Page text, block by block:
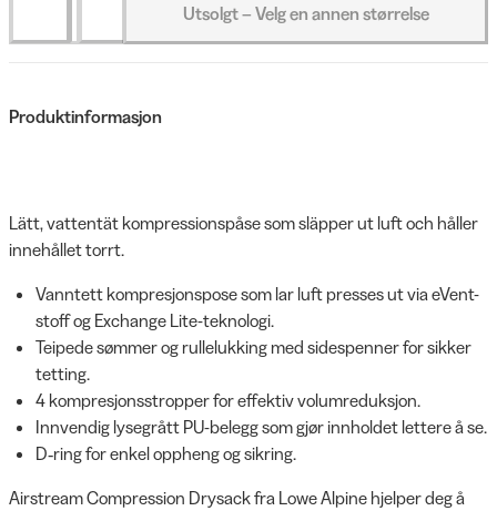
Utsolgt – Velg en annen størrelse
Produktinformasjon
Lätt, vattentät kompressionspåse som släpper ut luft och håller
innehållet torrt.
Vanntett kompresjonspose som lar luft presses ut via eVent-
stoff og Exchange Lite-teknologi.
Teipede sømmer og rullelukking med sidespenner for sikker
tetting.
4 kompresjonsstropper for effektiv volumreduksjon.
Innvendig lysegrått PU-belegg som gjør innholdet lettere å se.
D‑ring for enkel oppheng og sikring.
Airstream Compression Drysack fra Lowe Alpine hjelper deg å